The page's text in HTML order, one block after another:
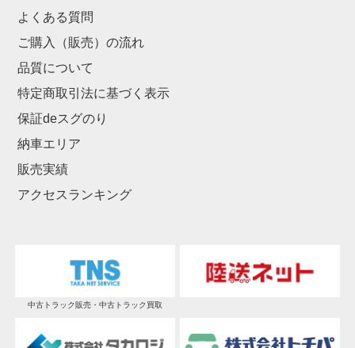
よくある質問
ご購入（販売）の流れ
品質について
特定商取引法に基づく表示
保証deスグのり
納車エリア
販売実績
アクセスランキング
中古トラック販売・中古トラック買取